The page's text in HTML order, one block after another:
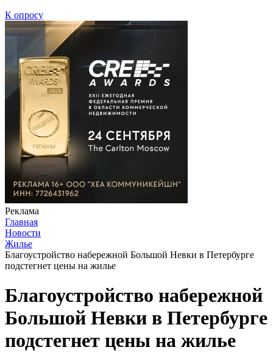
К опросу
Реклама
Главная
Новости
Жилье
Благоустройство набережной Большой Невки в Петербурге
подстегнет цены на жилье
Благоустройство набережной
Большой Невки в Петербурге
подстегнет цены на жилье